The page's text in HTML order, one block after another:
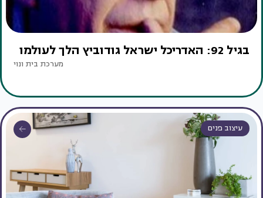
בגיל 92: האדריכל ישראל גודוביץ הלך לעולמו
מערכת בית ונוי
עיצוב פנים